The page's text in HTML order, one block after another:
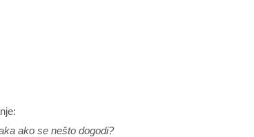
ako se nešto dogodi?